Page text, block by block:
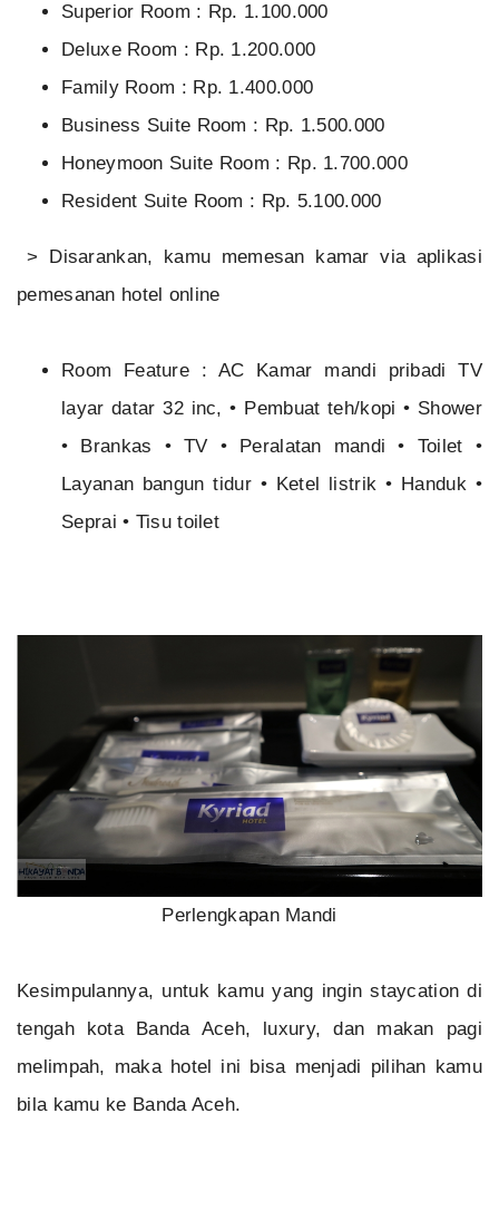
Superior Room : Rp. 1.100.000
Deluxe Room : Rp. 1.200.000
Family Room : Rp. 1.400.000
Business Suite Room : Rp. 1.500.000
Honeymoon Suite Room : Rp. 1.700.000
Resident Suite Room : Rp. 5.100.000
> Disarankan, kamu memesan kamar via aplikasi
pemesanan hotel online
Room Feature : AC Kamar mandi pribadi TV
layar datar 32 inc, • Pembuat teh/kopi • Shower
• Brankas • TV • Peralatan mandi • Toilet •
Layanan bangun tidur • Ketel listrik • Handuk •
Seprai • Tisu toilet
Perlengkapan Mandi
Kesimpulannya, untuk kamu yang ingin staycation di
tengah kota Banda Aceh, luxury, dan makan pagi
melimpah, maka hotel ini bisa menjadi pilihan kamu
bila kamu ke Banda Aceh.